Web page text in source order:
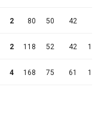
2 80 50 42
2 118 52 42 10
4 168 75 61 14